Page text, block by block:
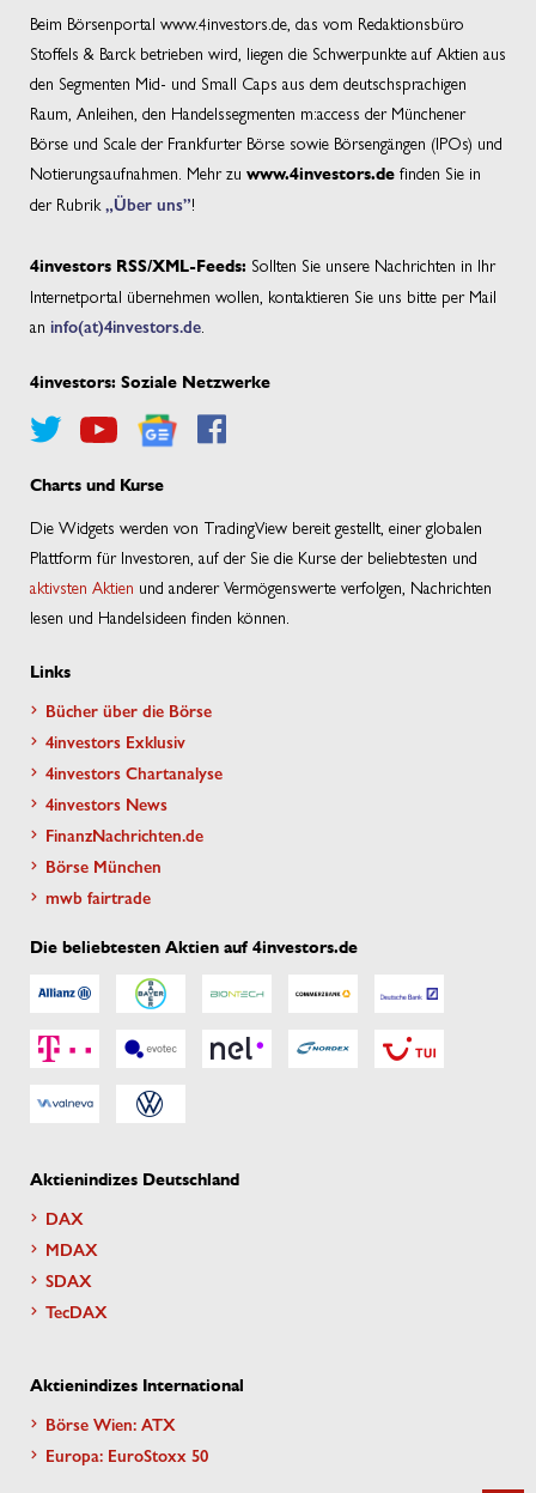
Beim Börsenportal www.4investors.de, das vom Redaktionsbüro
Stoffels & Barck betrieben wird, liegen die Schwerpunkte auf Aktien aus
den Segmenten Mid- und Small Caps aus dem deutschsprachigen
Raum, Anleihen, den Handelssegmenten m:access der Münchener
Börse und Scale der Frankfurter Börse sowie Börsengängen (IPOs) und
Notierungsaufnahmen. Mehr zu www.4investors.de finden Sie in
der Rubrik „Über uns”!
4investors RSS/XML-Feeds: Sollten Sie unsere Nachrichten in Ihr
Internetportal übernehmen wollen, kontaktieren Sie uns bitte per Mail
an info(at)4investors.de
4investors: Soziale Netzwerke
Charts und Kurse
Die Widgets werden von TradingView bereit gestellt, einer globalen
Plattform für Investoren, auf der Sie die Kurse der beliebtesten und
aktivsten Aktien und anderer Vermögenswerte verfolgen, Nachrichten
lesen und Handelsideen finden können.
Links
Bücher über die Börse
4investors Exklusiv
4investors Chartanalyse
4investors News
FinanzNachrichten.de
Börse München
mwb fairtrade
Die beliebtesten Aktien auf 4investors.de
Aktienindizes Deutschland
DAX
MDAX
SDAX
TecDAX
Aktienindizes International
Börse Wien: ATX
Europa: EuroStoxx 50